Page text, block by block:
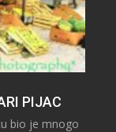
PIJAC
bio je mnogo